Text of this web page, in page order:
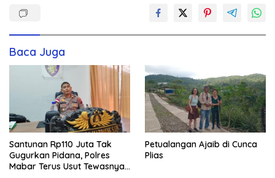
Baca Juga
Santunan Rp110 Juta Tak
Gugurkan Pidana, Polres
Mabar Terus Usut Tewasnya
Petualangan Ajaib di Cunca
Plias